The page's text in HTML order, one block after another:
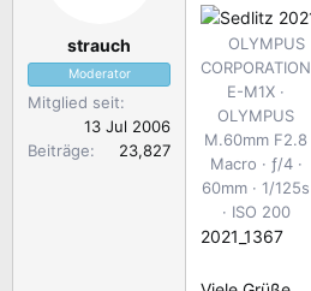
r
t
a
m
strauch
Moderator
Mitglied seit
13 Jul 2006
Beiträge
23,827
OLYMPUS
CORPORATION
E-M1X
OLYMPUS
M.60mm F2.8
Macro
ƒ/4
60mm
1/125s
ISO 200
2021_1367